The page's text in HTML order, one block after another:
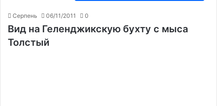
Серпень 06/11/2011 0
Вид на Геленджикскую бухту с мыса
Толстый